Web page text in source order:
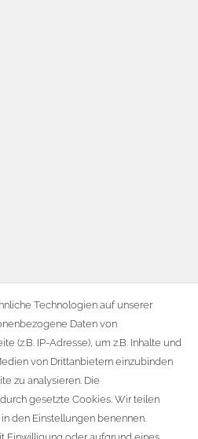
Technologien auf unserer
Daten von
(z.B. IP-Adresse), um z.B. Inhalte und
von Drittanbietern einzubinden
zu analysieren. Die
gesetzte Cookies. Wir teilen
den Einstellungen benennen.